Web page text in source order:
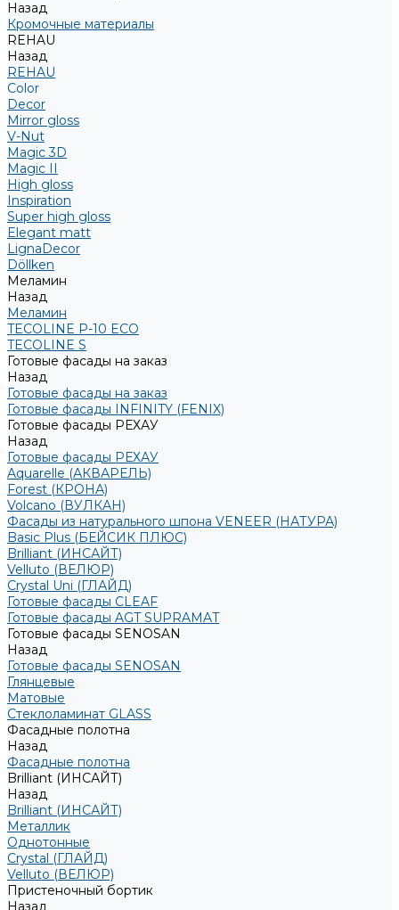
Назад
Кромочные материалы
REHAU
Назад
REHAU
Color
Decor
Mirror gloss
V-Nut
Magic 3D
Magic II
High gloss
Inspiration
Super high gloss
Elegant matt
LignaDecor
Döllken
Меламин
Назад
Меламин
TECOLINE P-10 ECO
TECOLINE S
Готовые фасады на заказ
Назад
Готовые фасады на заказ
Готовые фасады INFINITY (FENIX)
Готовые фасады РЕХАУ
Назад
Готовые фасады РЕХАУ
Aquarelle (АКВАРЕЛЬ)
Forest (КРОНА)
Volcano (ВУЛКАН)
Фасады из натурального шпона VENEER (НАТУРА)
Basic Plus (БЕЙСИК ПЛЮС)
Brilliant (ИНСАЙТ)
Velluto (ВЕЛЮР)
Crystal Uni (ГЛАЙД)
Готовые фасады CLEAF
Готовые фасады AGT SUPRAMAT
Готовые фасады SENOSAN
Назад
Готовые фасады SENOSAN
Глянцевые
Матовые
Стеклоламинат GLASS
Фасадные полотна
Назад
Фасадные полотна
Brilliant (ИНСАЙТ)
Назад
Brilliant (ИНСАЙТ)
Металлик
Однотонные
Crystal (ГЛАЙД)
Velluto (ВЕЛЮР)
Пристеночный бортик
Назад